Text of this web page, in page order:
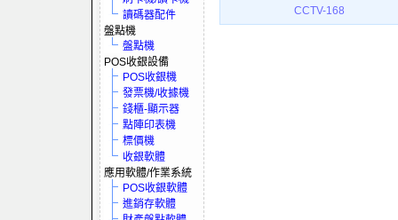
讀碼器配件
盤點機
盤點機
POS收銀設備
POS收銀機
發票機/收據機
錢櫃-顯示器
點陣印表機
標價機
收銀軟體
應用軟體/作業系統
POS收銀軟體
進銷存軟體
CCTV-168